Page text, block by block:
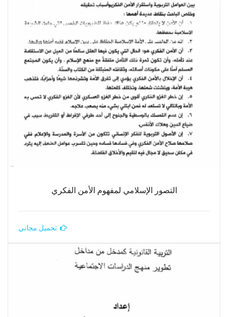
التصور الإسلامي لمفهوم الأمن الفكري
تحميل مجاني